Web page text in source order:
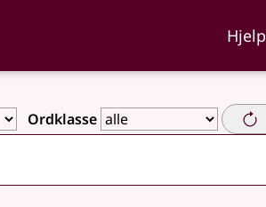
NynorskordbokaHjelp
Ordklasse